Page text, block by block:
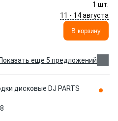
1 шт.
11 - 14 августа
В корзину
Показать еще 5 предложений
дисковые DJ PARTS